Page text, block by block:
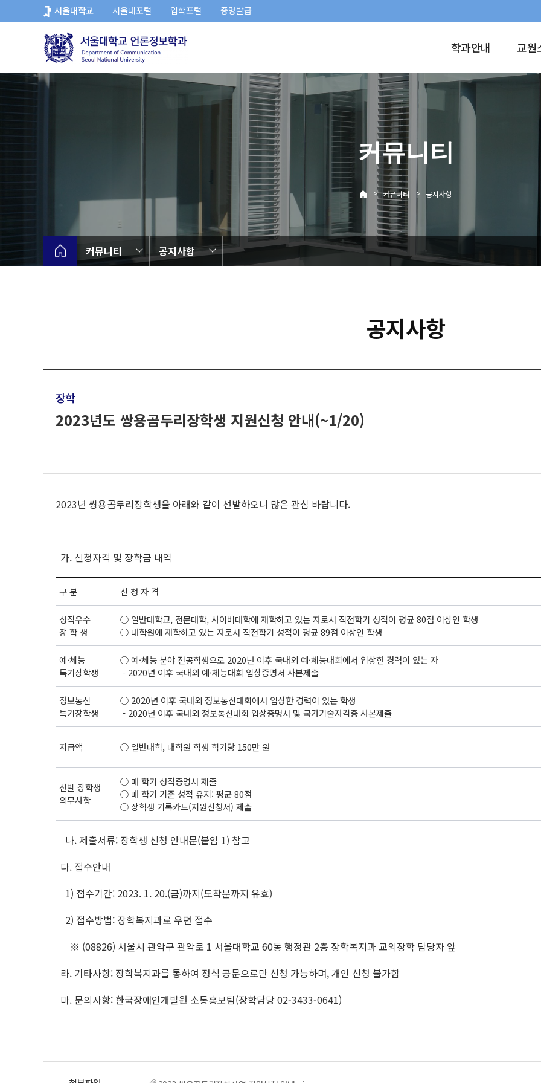
로
서울대학교 서울대포털 입학포털 증명발급
학과안내 교원
커뮤니티
> 커뮤니티 > 공지사항
커뮤니티 공지사항
공지사항
장학
2023년도 쌍용곰두리장학생 지원신청 안내(~1/20)
2023년 쌍용곰두리장학생을 아래와 같이 선발하오니 많은 관심 바랍니다.
가. 신청자격 및 장학금 내역
구 분 신 청 자 격
성적우수
장 학 생
○ 일반대학교, 전문대학, 사이버대학에 재학하고 있는 자로서 직전학기 성적이 평균 80점 이상인 학생
○ 대학원에 재학하고 있는 자로서 직전학기 성적이 평균 89점 이상인 학생
예·체능
특기장학생
○ 예·체능 분야 전공학생으로 2020년 이후 국내외 예·체능대회에서 입상한 경력이 있는 자
- 2020년 이후 국내외 예·체능대회 입상증명서 사본제출
정보통신
특기장학생
○ 2020년 이후 국내외 정보통신대회에서 입상한 경력이 있는 학생
- 2020년 이후 국내외 정보통신대회 입상증명서 및 국가기술자격증 사본제출
지급액 ○ 일반대학, 대학원 학생 학기당 150만 원
선발 장학생
의무사항
○ 매 학기 성적증명서 제출
○ 매 학기 기준 성적 유지: 평균 80점
○ 장학생 기록카드(지원신청서) 제출
나. 제출서류: 장학생 신청 안내문(붙임 1) 참고
다. 접수안내
1) 접수기간: 2023. 1. 20.(금)까지(도착분까지 유효)
2) 접수방법: 장학복지과로 우편 접수
※ (08826) 서울시 관악구 관악로 1 서울대학교 60동 행정관 2층 장학복지과 교외장학 담당자 앞
라. 기타사항: 장학복지과를 통하여 정식 공문으로만 신청 가능하며, 개인 신청 불가함
마. 문의사항: 한국장애인개발원 소통홍보팀(장학담당 02-3433-0641)